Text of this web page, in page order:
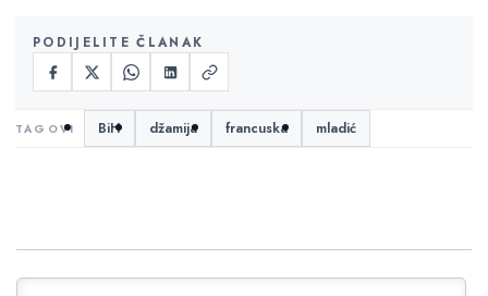
PODIJELITE ČLANAK
BiH džamija francuska mladić